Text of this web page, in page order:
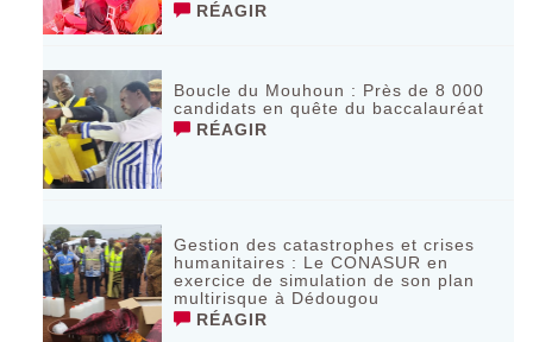
RÉAGIR
Boucle du Mouhoun : Près de 8 000
candidats en quête du baccalauréat
RÉAGIR
Gestion des catastrophes et crises
humanitaires : Le CONASUR en
exercice de simulation de son plan
multirisque à Dédougou
RÉAGIR